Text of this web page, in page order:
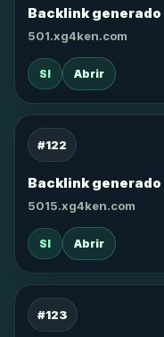
Backlink generado
501.xg4ken.com
SI Abrir
#122
Backlink generado
5015.xg4ken.com
SI Abrir
#123